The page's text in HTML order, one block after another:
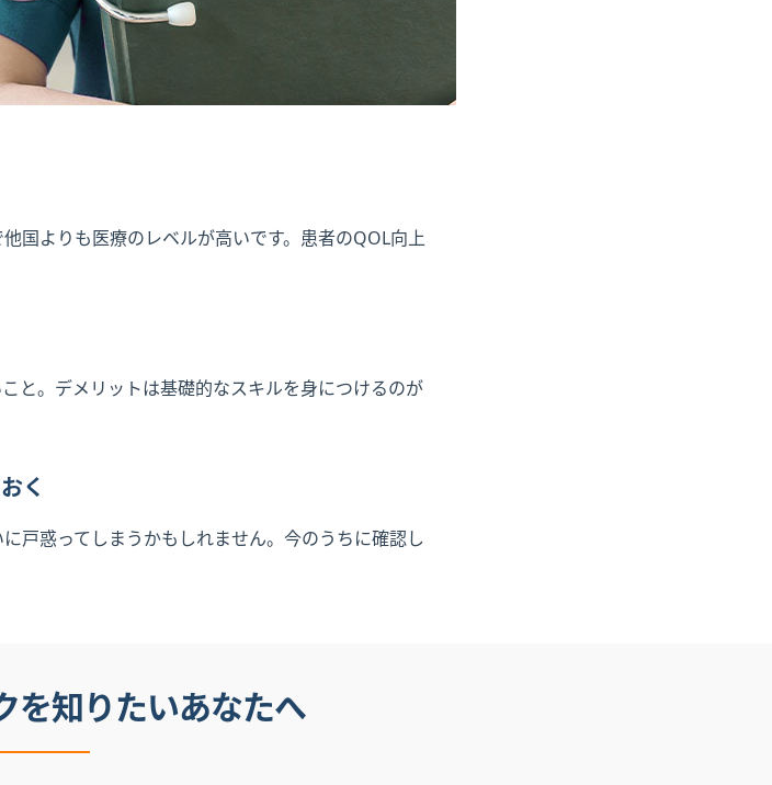
国よりも医療のレベルが高いです。患者のQOL向上
と。デメリットは基礎的なスキルを身につけるのが
く
戸惑ってしまうかもしれません。今のうちに確認し
を知りたいあなたへ